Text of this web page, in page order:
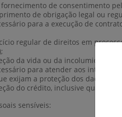
de consentimento
de obrigação legal ou
para a execução de
regular de direitos em
da vida ou da incolumidade
para atender aos
exijam a proteção dos dados
do crédito, inclusive quanto
sensíveis: